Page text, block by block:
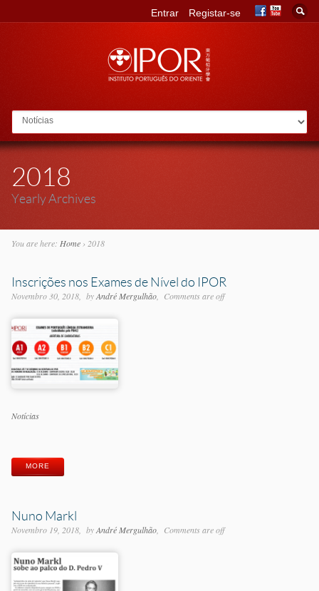
Go to:
Entrar Registar-se
2018
Yearly Archives
You are here: Home› 2018
Inscrições nos Exames de Nível do IPOR
Novembro 30, 2018 byAndré Mergulhão Comments are off
Categorias
Notícias
MORE
Nuno Markl
Novembro 19, 2018 byAndré Mergulhão Comments are off